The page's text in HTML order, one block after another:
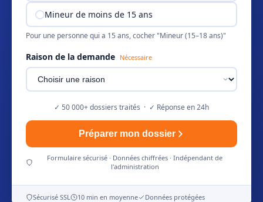
Mineur de moins de 15 ans
Pour une personne qui a 15 ans, cocher "Mineur (15–18 ans)"
Raison de la demande Nécessaire
✓ 50 000+ dossiers traités · ✓ Réponse en 24h
Préparer mon dossier
Formulaire sécurisé · Données chiffrées · Indépendant de
l'administration
Sécurisé SSL 10 min en moyenne Données protégées